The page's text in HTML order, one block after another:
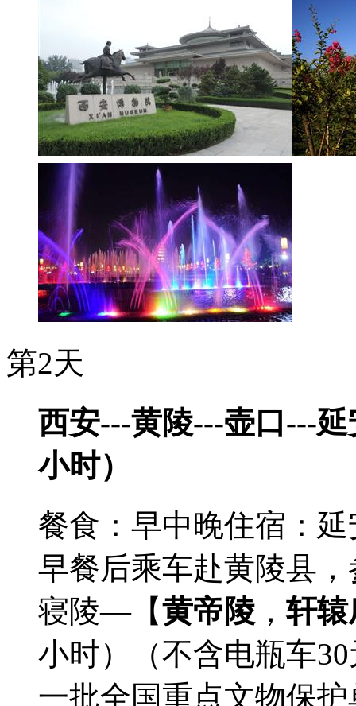
第2天
西安---黄陵---壶口---
小时）
餐食：早中晚住宿：延
早餐后乘车赴黄陵县
寝陵—【黄帝陵 ，轩辕
小时）（不含电瓶车
一批全国重点文物保